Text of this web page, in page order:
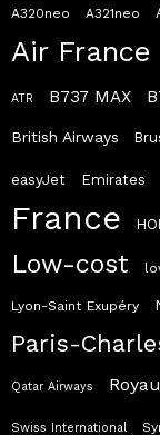
A320neo A321neo
Air France
ATR B737 MAX
British Airways
easyJet Emirates
France
Low-cost
Lyon-Saint Exupéry
Paris-
Qatar Airways
Swiss International